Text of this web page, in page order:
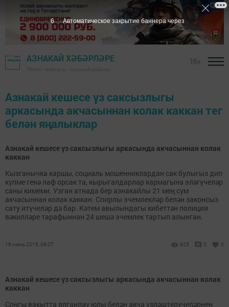
АЗНАКАЙ ХӘБӘРЛӘРЕ
Азнакай кешесе үз саксызлыгы
аркасында акчасыннан колак каккан тег
белән яңалыклар
Азнакай кешесе үз саксызлыгы аркасында акчасыннан колак
каккан
Кызганычка каршы, социаль мошенниклардан сак булыгыз дип
күпме генә лаф орсак та, кырыгалдарлар кармагына эләгүчеләр
саны кимеми. Узган атнада бер азнакайлы 21 мең сум
акчасыннан колак каккан. Спирлы эчемлекләр белән законсыз
сату итүчеләр дә бар. Кәтем авылындагы кибеттән полиция
вәкилләре тарафыннан 24 шешә эчемлек тартып алынган.
16 июнь 2015, 09:07 925 0 0
Азнакай кешесе үз саксызлыгы аркасында акчасыннан колак
каккан
Соңгы вакытта ялганлау юлы белән акча үзләштерүчеләрнең
6 Автоматическое закрытие баннера через